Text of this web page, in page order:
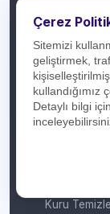
Isıtma /
İletişim
Kafe /
Food / Gıda
Kargo
Kozmetik /
Kuru
Çerez
Sitemizi
geliştirmek,
Detaylı bilgi için